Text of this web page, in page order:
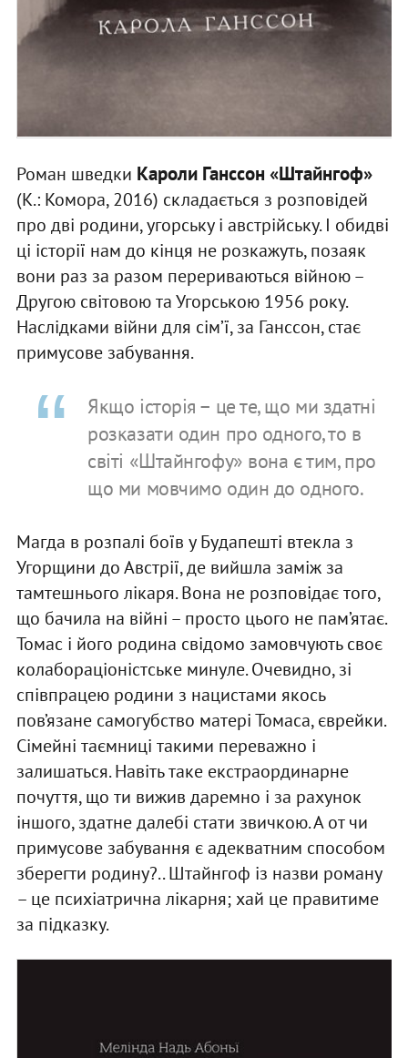
Роман шведки Кароли Ганссон «Штайнгоф»
(К.: Комора, 2016) складається з розповідей
про дві родини, угорську і австрійську. І обидві
ці історії нам до кінця не розкажуть, позаяк
вони раз за разом перериваються війною –
Другою світовою та Угорською 1956 року.
Наслідками війни для сім’ї, за Ганссон, стає
примусове забування.
Якщо історія – це те, що ми здатні
розказати один про одного, то в
світі «Штайнгофу» вона є тим, про
що ми мовчимо один до одного.
Магда в розпалі боїв у Будапешті втекла з
Угорщини до Австрії, де вийшла заміж за
тамтешнього лікаря. Вона не розповідає того,
що бачила на війні – просто цього не пам’ятає.
Томас і його родина свідомо замовчують своє
колабораціоністське минуле. Очевидно, зі
співпрацею родини з нацистами якось
пов’язане самогубство матері Томаса, єврейки.
Сімейні таємниці такими переважно і
залишаться. Навіть таке екстраординарне
почуття, що ти вижив даремно і за рахунок
іншого, здатне далебі стати звичкою. А от чи
примусове забування є адекватним способом
зберегти родину?.. Штайнгоф із назви роману
– це психіатрична лікарня; хай це правитиме
за підказку.